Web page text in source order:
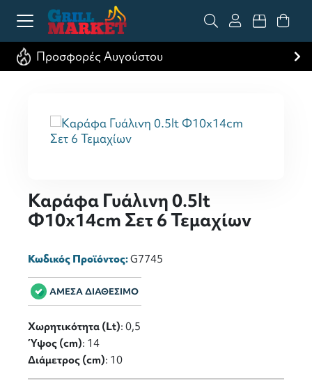
Προσφορές Αυγούστου
Καράφα Γυάλινη 0.5lt
Φ10x14cm Σετ 6 Τεμαχίων
Κωδικός Προϊόντος:G7745
ΑΜΕΣΑ ΔΙΑΘΕΣΙΜΟ
Χωρητικότητα (Lt): 0,5
Ύψος (cm): 14
Διάμετρος (cm): 10